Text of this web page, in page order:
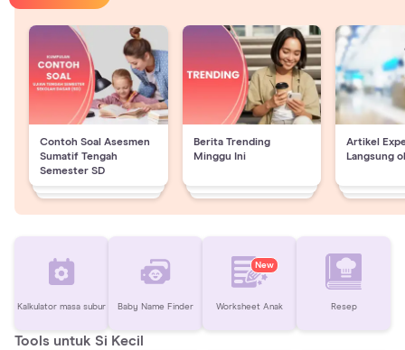
Contoh Soal Asesmen
Sumatif Tengah
Semester SD
Berita Trending
Minggu Ini
Artikel
Langsung
Kalkulator masa subur Baby Name Finder
New
Worksheet Anak Resep
Tools untuk Si Kecil